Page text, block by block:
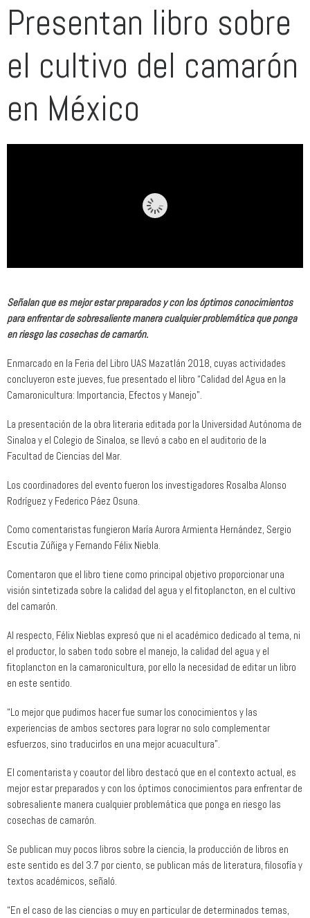
Presentan libro sobre
el cultivo del camarón
en México
Señalan que es mejor estar preparados y con los óptimos conocimientos
para enfrentar de sobresaliente manera cualquier problemática que ponga
en riesgo las cosechas de camarón.
Enmarcado en la Feria del Libro UAS Mazatlán 2018, cuyas actividades
concluyeron este jueves, fue presentado el libro “Calidad del Agua en la
Camaronicultura: Importancia, Efectos y Manejo”.
La presentación de la obra literaria editada por la Universidad Autónoma de
Sinaloa y el Colegio de Sinaloa, se llevó a cabo en el auditorio de la
Facultad de Ciencias del Mar.
Los coordinadores del evento fueron los investigadores Rosalba Alonso
Rodríguez y Federico Páez Osuna.
Como comentaristas fungieron María Aurora Armienta Hernández, Sergio
Escutia Zúñiga y Fernando Félix Niebla.
Comentaron que el libro tiene como principal objetivo proporcionar una
visión sintetizada sobre la calidad del agua y el fitoplancton, en el cultivo
del camarón.
Al respecto, Félix Nieblas expresó que ni el académico dedicado al tema, ni
el productor, lo saben todo sobre el manejo, la calidad del agua y el
fitoplancton en la camaronicultura, por ello la necesidad de editar un libro
en este sentido.
“Lo mejor que pudimos hacer fue sumar los conocimientos y las
experiencias de ambos sectores para lograr no solo complementar
esfuerzos, sino traducirlos en una mejor acuacultura”.
El comentarista y coautor del libro destacó que en el contexto actual, es
mejor estar preparados y con los óptimos conocimientos para enfrentar de
sobresaliente manera cualquier problemática que ponga en riesgo las
cosechas de camarón.
Se publican muy pocos libros sobre la ciencia, la producción de libros en
este sentido es del 3.7 por ciento, se publican más de literatura, filosofía y
textos académicos, señaló.
“En el caso de las ciencias o muy en particular de determinados temas,